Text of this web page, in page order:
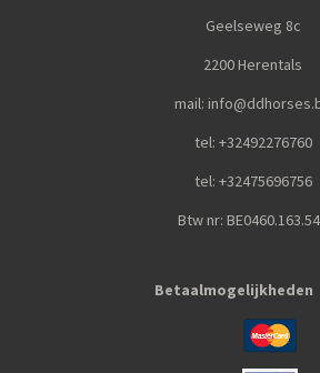
Geelseweg 8c
2200 Herentals
mail:
tel: +32492276760
tel: +32475696756
Btw nr:
Betaalmogelijkheden